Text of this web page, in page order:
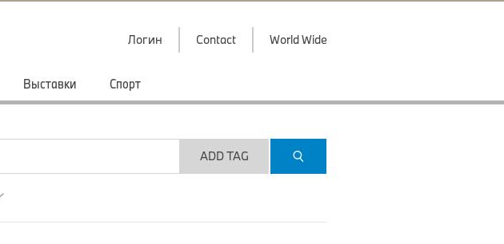
Логин Contact World Wide
Выставки Cпорт
ADD TAG